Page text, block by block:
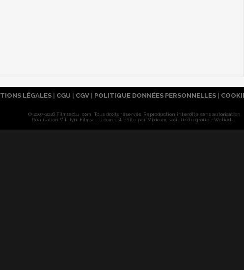
LÉGALES CGU CGV POLITIQUE DONNÉES PERSONNELLES
© 2007-2026 Filmsactu .com. Tous droits réservés. Reproduction interdite sans autorisation.
Réalisation Vitalyn . Filmsactu .com est édité par Mixicom, société du groupe Webedia.